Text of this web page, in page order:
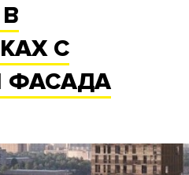
С
ФАСАДА